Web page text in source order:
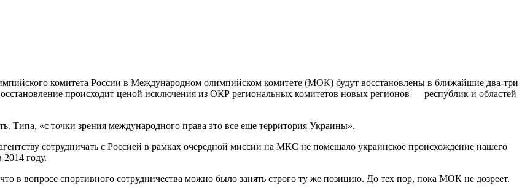
комитета России в Международном олимпийском комитете (МОК) будут восстановлены в ближайшие два-три
происходит ценой исключения из ОКР региональных комитетов новых регионов — республик и областей
Типа, «с точки зрения международного права это все еще территория Украины».
сотрудничать с Россией в рамках очередной миссии на МКС не помешало украинское происхождение нашего
году.
что в вопросе спортивного сотрудничества можно было занять строго ту же позицию. До тех пор, пока МОК не дозреет.